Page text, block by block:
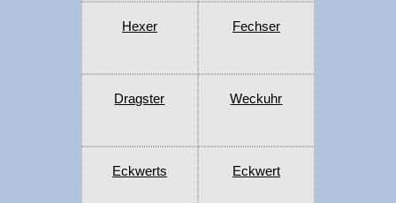
Hexer Fechser
Dragster Weckuhr
Eckwerts Eckwert